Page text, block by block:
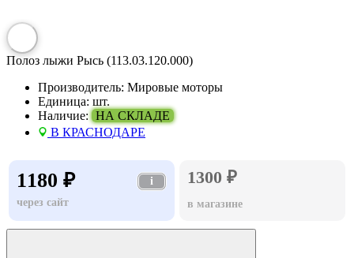
Полоз лыжи Рысь (113.03.120.000)
Производитель: Мировые моторы
Единица: шт.
Наличие: НА СКЛАДЕ
В КРАСНОДАРЕ
1180 ₽
i
через сайт
1300 ₽
в магазине